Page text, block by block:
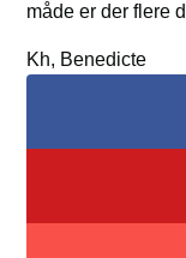
måde er der flere
Kh, Benedicte